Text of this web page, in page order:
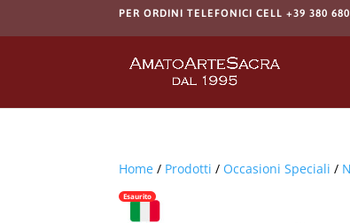
PER ORDINI TELEFONICI CELL +39 380
Home / Prodotti / Occasioni Speciali /
Esaurito